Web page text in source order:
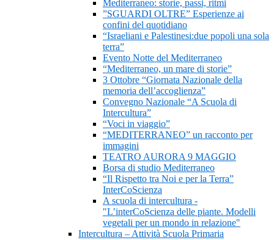
Mediterraneo: storie, passi, ritmi
”SGUARDI OLTRE” Esperienze ai
confini del quotidiano
“Israeliani e Palestinesi:due popoli una sola
terra”
Evento Notte del Mediterraneo
“Mediterraneo, un mare di storie”
3 Ottobre “Giornata Nazionale della
memoria dell’accoglienza”
Convegno Nazionale “A Scuola di
Intercultura”
“Voci in viaggio”
“MEDITERRANEO” un racconto per
immagini
TEATRO AURORA 9 MAGGIO
Borsa di studio Mediterraneo
“Il Rispetto tra Noi e per la Terra”
InterCoScienza
A scuola di intercultura -
"L’interCoScienza delle piante. Modelli
vegetali per un mondo in relazione"
Intercultura – Attività Scuola Primaria